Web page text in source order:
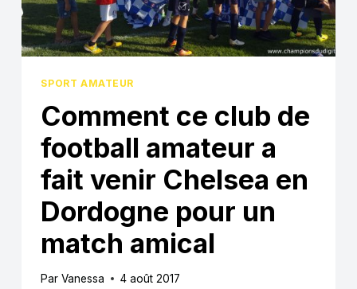
PUISSANTS
POUR
FÉDÉRER
COMMUNAUTÉS »
SPORT AMATEUR
Comment ce club de
football amateur a
fait venir Chelsea en
Dordogne pour un
match amical
Par Vanessa 4 août 2017